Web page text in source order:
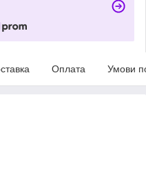
Оплата Умови